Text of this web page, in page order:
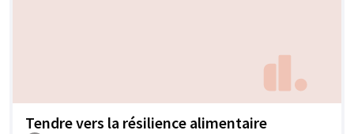
Tendre vers la résilience alimentaire